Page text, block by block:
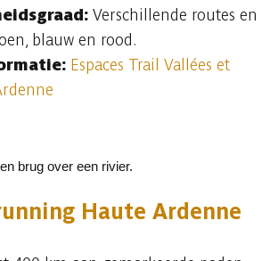
Verschillende routes en
blauw en rood.
Espaces Trail Vallées et
Haute Ardenne